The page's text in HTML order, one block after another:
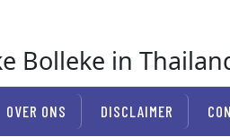
Bolleke in
OVER ONS DISCLAIMER